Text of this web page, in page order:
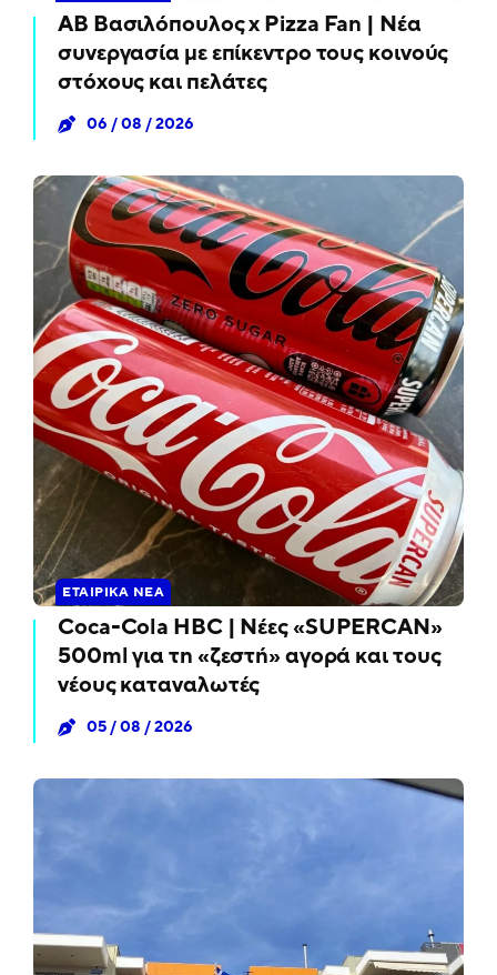
ΑΒ Βασιλόπουλος x Pizza Fan | Νέα
συνεργασία με επίκεντρο τους κοινούς
στόχους και πελάτες
06 / 08 / 2026
ΕΤΑΙΡΙΚΆ ΝΈΑ
Coca-Cola HBC | Νέες «SUPERCAN»
500ml για τη «ζεστή» αγορά και τους
νέους καταναλωτές
05 / 08 / 2026